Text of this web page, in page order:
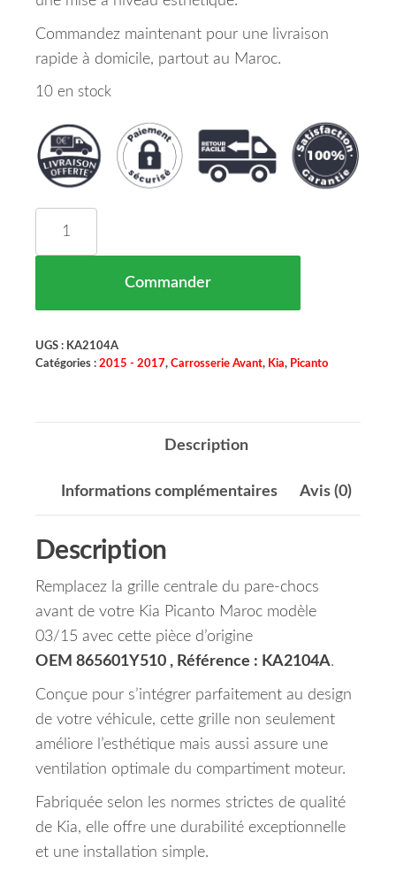
Commandez maintenant pour une livraison
rapide à domicile, partout au Maroc.
10 en stock
Commander
UGS : KA2104A
Catégories : 2015 - 2017, Carrosserie Avant, Kia, Picanto
Description
Informations complémentaires Avis (0)
Description
Remplacez la grille centrale du pare-chocs
avant de votre Kia Picanto Maroc modèle
03/15 avec cette pièce d’origine
OEM 865601Y510 , Référence : KA2104A.
Conçue pour s’intégrer parfaitement au design
de votre véhicule, cette grille non seulement
améliore l’esthétique mais aussi assure une
ventilation optimale du compartiment moteur.
Fabriquée selon les normes strictes de qualité
de Kia, elle offre une durabilité exceptionnelle
et une installation simple.